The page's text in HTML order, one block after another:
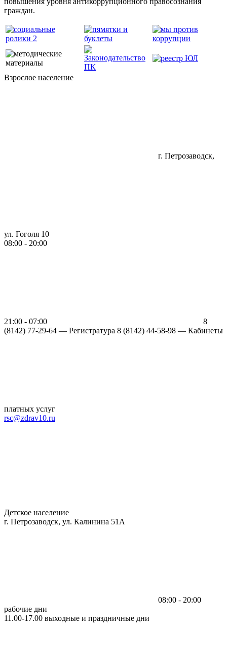
граждан.
Взрослое население
г. Петрозаводск,
ул. Гоголя 10
08:00 - 20:00
21:00 - 07:00
8
(8142) 77-29-64 — Регистратура 8 (8142) 44-58-98 — Кабинеты
платных услуг
rsc@zdrav10.ru
Детское население
г. Петрозаводск, ул. Калинина 51А
08:00 - 20:00
рабочие дни
11.00-17.00 выходные и праздничные дни